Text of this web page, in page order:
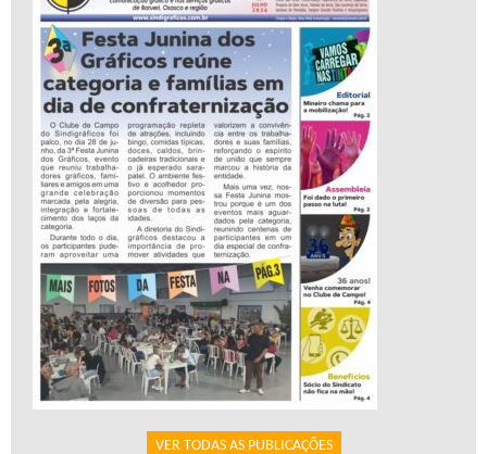
VER TODAS AS PUBLICAÇÕES